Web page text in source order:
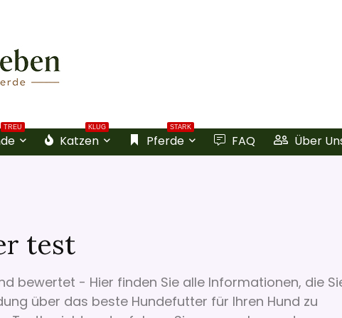
TREU KLUG
Katzen
STARK
Pferde FAQ Über
test
bewertet - Hier finden Sie alle Informationen, die
über das beste Hundefutter für Ihren Hund zu